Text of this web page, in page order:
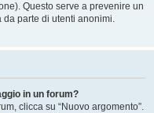
Questo serve a prevenire un
da parte di utenti anonimi.
in un forum?
clicca su “Nuovo argomento”.